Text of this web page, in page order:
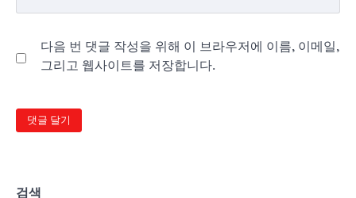
다음 번 댓글 작성을 위해 이 브라우저에 이름, 이메일,
그리고 웹사이트를 저장합니다.
검색